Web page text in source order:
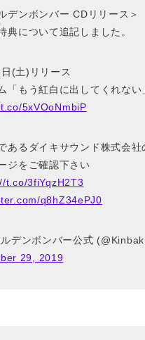
デンボンバー CDリリース＞
典について追記しました。
(土)リリース
「もう紅白に出してくれない
5xVOoNmbiP
あるダイキサウンド株式会社
ジをご確認下さい
t.co/3fiYqzH2T3
q8hZ34ePJ0
デンボンバー公式
29, 2019